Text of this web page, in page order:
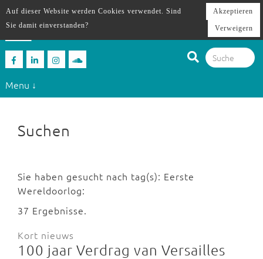
Menu ↓
Suchen
Sie haben gesucht nach tag(s): Eerste
Wereldoorlog:
37 Ergebnisse.
Kort nieuws
100 jaar Verdrag van Versailles
Auf dieser Website werden Cookies verwendet. Sind
Sie damit einverstanden?
Akzeptieren
Verweigern